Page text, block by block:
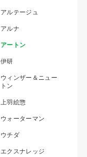
アルテージュ
アルナ
アートン
伊研
ウィンザー＆ニュー
トン
上羽絵惣
ウォーターマン
ウチダ
エクスナレッジ